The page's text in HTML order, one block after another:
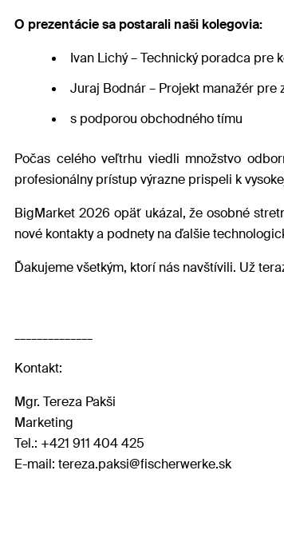
O prezentácie sa postarali naši kolegovia:
Ivan Lichý – Technický poradca pre
Juraj Bodnár – Projekt manažér pre
s podporou obchodného tímu
Počas celého veľtrhu viedli množstvo
profesionálny prístup výrazne prispeli k
BigMarket 2026 opäť ukázal, že osobné
nové kontakty a podnety na ďalšie
Ďakujeme všetkým, ktorí nás navštívili. Už
Kontakt:
Mgr. Tereza Pakši
Marketing
Tel.: +421 911 404 425
E-mail: tereza.paksi@fischerwerke.sk